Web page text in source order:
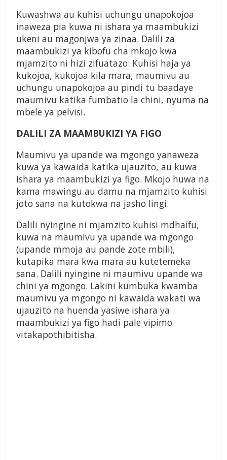
Kuwashwa au kuhisi uchungu unapokojoa
inaweza pia kuwa ni ishara ya maambukizi
ukeni au magonjwa ya zinaa. Dalili za
maambukizi ya kibofu cha mkojo kwa
mjamzito ni hizi zifuatazo: Kuhisi haja ya
kukojoa, kukojoa kila mara, maumivu au
uchungu unapokojoa au pindi tu baadaye
maumivu katika fumbatio la chini, nyuma na
mbele ya pelvisi.
DALILI ZA MAAMBUKIZI YA FIGO
Maumivu ya upande wa mgongo yanaweza
kuwa ya kawaida katika ujauzito, au kuwa
ishara ya maambukizi ya figo. Mkojo huwa na
kama mawingu au damu na mjamzito kuhisi
joto sana na kutokwa na jasho lingi.
Dalili nyingine ni mjamzito kuhisi mdhaifu,
kuwa na maumivu ya upande wa mgongo
(upande mmoja au pande zote mbili),
kutapika mara kwa mara au kutetemeka
sana. Dalili nyingine ni maumivu upande wa
chini ya mgongo. Lakini kumbuka kwamba
maumivu ya mgongo ni kawaida wakati wa
ujauzito na huenda yasiwe ishara ya
maambukizi ya figo hadi pale vipimo
vitakapothibitisha.